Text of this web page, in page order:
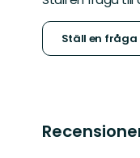
Ställ en fråga